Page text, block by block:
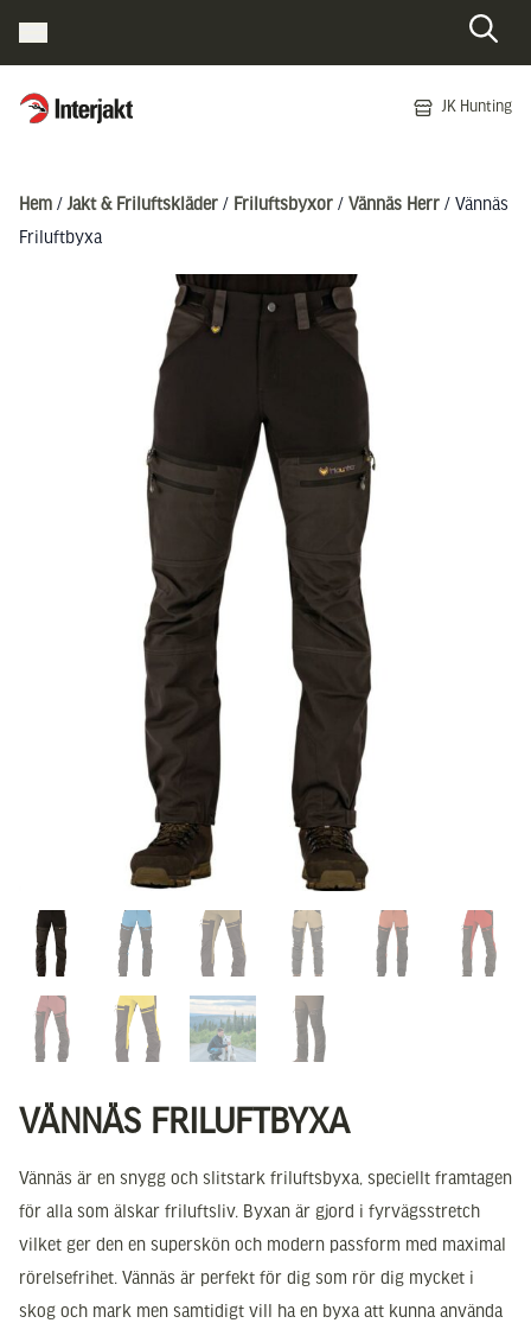
Interjakt SE JK Hunting
Hem /Jakt & Friluftskläder / Friluftsbyxor / Vännäs Herr / Vännäs
Friluftbyxa
VÄNNÄS FRILUFTBYXA
Vännäs är en snygg och slitstark friluftsbyxa, speciellt framtagen
för alla som älskar friluftsliv. Byxan är gjord i fyrvägsstretch
vilket ger den en superskön och modern passform med maximal
rörelsefrihet. Vännäs är perfekt för dig som rör dig mycket i
skog och mark men samtidigt vill ha en byxa att kunna använda